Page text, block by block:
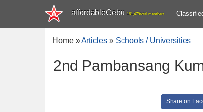
affordableCebu 161,478 total members
Home»Articles » Schools / Universities
2nd Pambansang
Share on